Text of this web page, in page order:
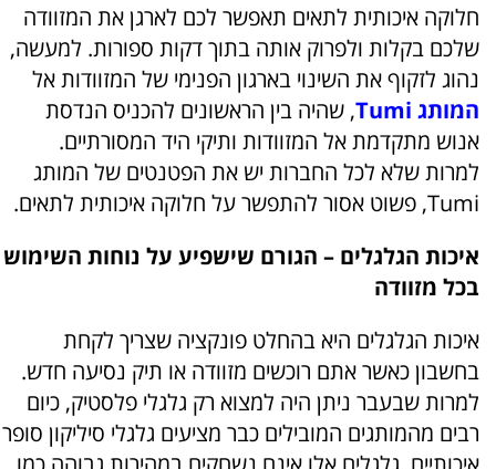
חלוקה איכותית לתאים תאפשר לכם לארגן את המזוודה
שלכם בקלות ולפרוק אותה בתוך דקות ספורות. למעשה,
נהוג לזקוף את השינוי בארגון הפנימי של המזוודות אל
המותג Tumi
, שהיה בין הראשונים להכניס הנדסת
אנוש מתקדמת אל המזוודות ותיקי היד המסורתיים.
למרות שלא לכל החברות יש את הפטנטים של המותג
Tumi, פשוט אסור להתפשר על חלוקה איכותית לתאים.
איכות הגלגלים – הגורם שישפיע על נוחות השימוש
בכל מזוודה
איכות הגלגלים היא בהחלט פונקציה שצריך לקחת
בחשבון כאשר אתם רוכשים מזוודה או תיק נסיעה חדש.
למרות שבעבר ניתן היה למצוא רק גלגלי פלסטיק, כיום
רבים מהמותגים המובילים כבר מציעים גלגלי סיליקון סופר